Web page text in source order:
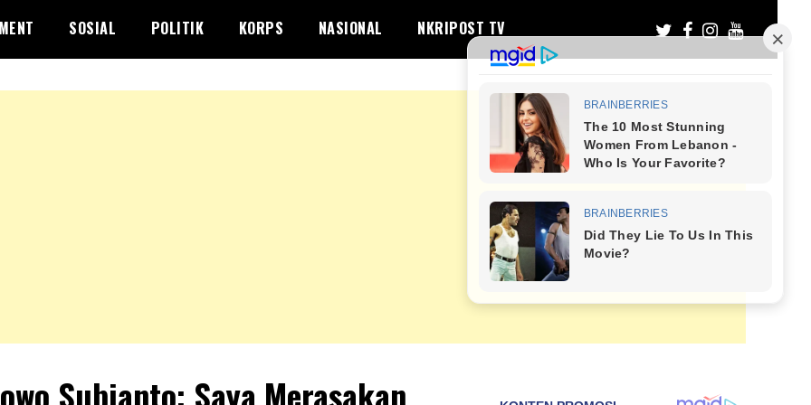
SOSIAL POLITIK KORPS NASIONAL NKRIPOST TV
Subianto: Saya Merasakan